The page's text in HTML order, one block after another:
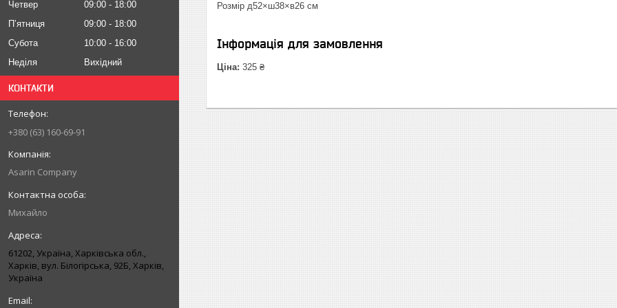
Четвер 09:00
18:00
Пʼятниця
09:00
18:00
Субота
10:00
16:00
Неділя
Вихідний
КОНТАКТИ
+380 (63) 160-69-91
Asarin Company
Михайло
61202, Україна, Харківська обл.,
Харків, вул. Білогірська, 92Б, Харків,
Україна
Розмір д52×ш38×в26 см
Інформація для замовлення
Ціна: 325 ₴